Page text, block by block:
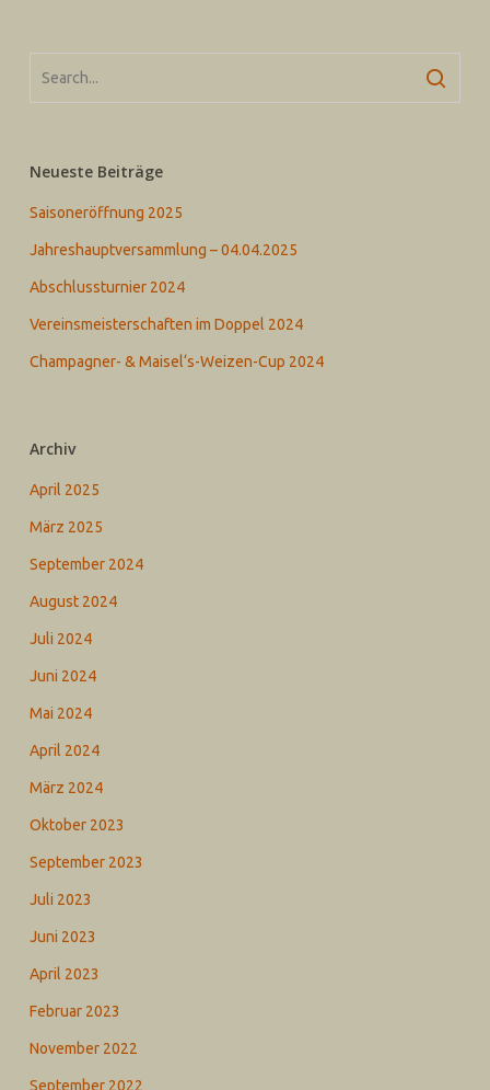
Neueste Beiträge
Saisoneröffnung 2025
Jahreshauptversammlung – 04.04.2025
Abschlussturnier 2024
Vereinsmeisterschaften im Doppel 2024
Champagner- & Maisel‘s-Weizen-Cup 2024
Archiv
April 2025
März 2025
September 2024
August 2024
Juli 2024
Juni 2024
Mai 2024
April 2024
März 2024
Oktober 2023
September 2023
Juli 2023
Juni 2023
April 2023
Februar 2023
November 2022
September 2022